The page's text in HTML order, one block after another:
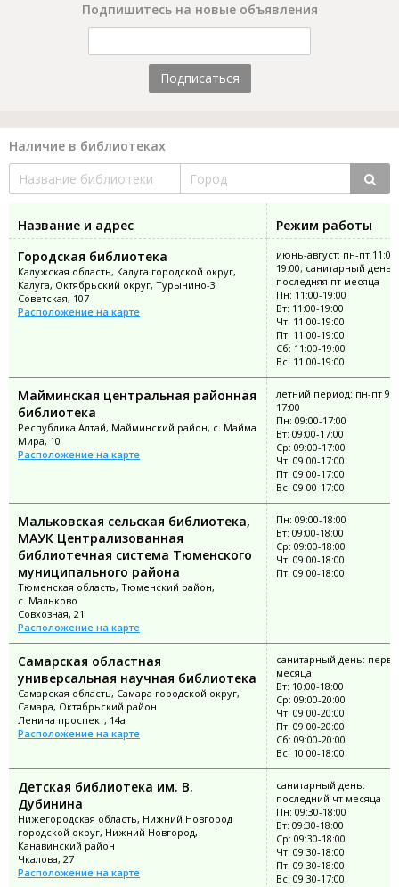
Подпишитесь на новые объявления
Подписаться
Наличие в библиотеках
Название и адрес
Режим работы
Городская библиотека
Калужская область, Калуга городской округ,
Калуга, Октябрьский округ, Турынино-3
Советская, 107
Расположение на карте
июнь-август: пн-пт 11:00-
19:00; санитарный день:
последняя пт месяца
Пн: 11:00-19:00
Вт: 11:00-19:00
Чт: 11:00-19:00
Пт: 11:00-19:00
Сб: 11:00-19:00
Вс: 11:00-19:00
Майминская центральная районная
библиотека
Республика Алтай, Майминский район, с. Майма
Мира, 10
Расположение на карте
летний период: пн-пт
17:00
Пн: 09:00-17:00
Вт: 09:00-17:00
Ср: 09:00-17:00
Чт: 09:00-17:00
Пт: 09:00-17:00
Вс: 09:00-17:00
Мальковская сельская библиотека,
МАУК Централизованная
библиотечная система Тюменского
муниципального района
Тюменская область, Тюменский район,
с. Мальково
Совхозная, 21
Расположение на карте
Пн: 09:00-18:00
Вт: 09:00-18:00
Ср: 09:00-18:00
Чт: 09:00-18:00
Пт: 09:00-18:00
Самарская областная
универсальная научная библиотека
Самарская область, Самара городской округ,
Самара, Октябрьский район
Ленина проспект, 14а
Расположение на карте
санитарный день:
месяца
Вт: 10:00-18:00
Ср: 09:00-20:00
Чт: 09:00-20:00
Пт: 09:00-20:00
Сб: 09:00-20:00
Вс: 10:00-18:00
Детская библиотека им. В.
Дубинина
Нижегородская область, Нижний Новгород
городской округ, Нижний Новгород,
Канавинский район
Чкалова, 27
Расположение на карте
санитарный день:
последний чт месяца
Пн: 09:30-18:00
Вт: 09:30-18:00
Ср: 09:30-18:00
Чт: 09:30-18:00
Пт: 09:30-18:00
Вс: 09:30-17:00